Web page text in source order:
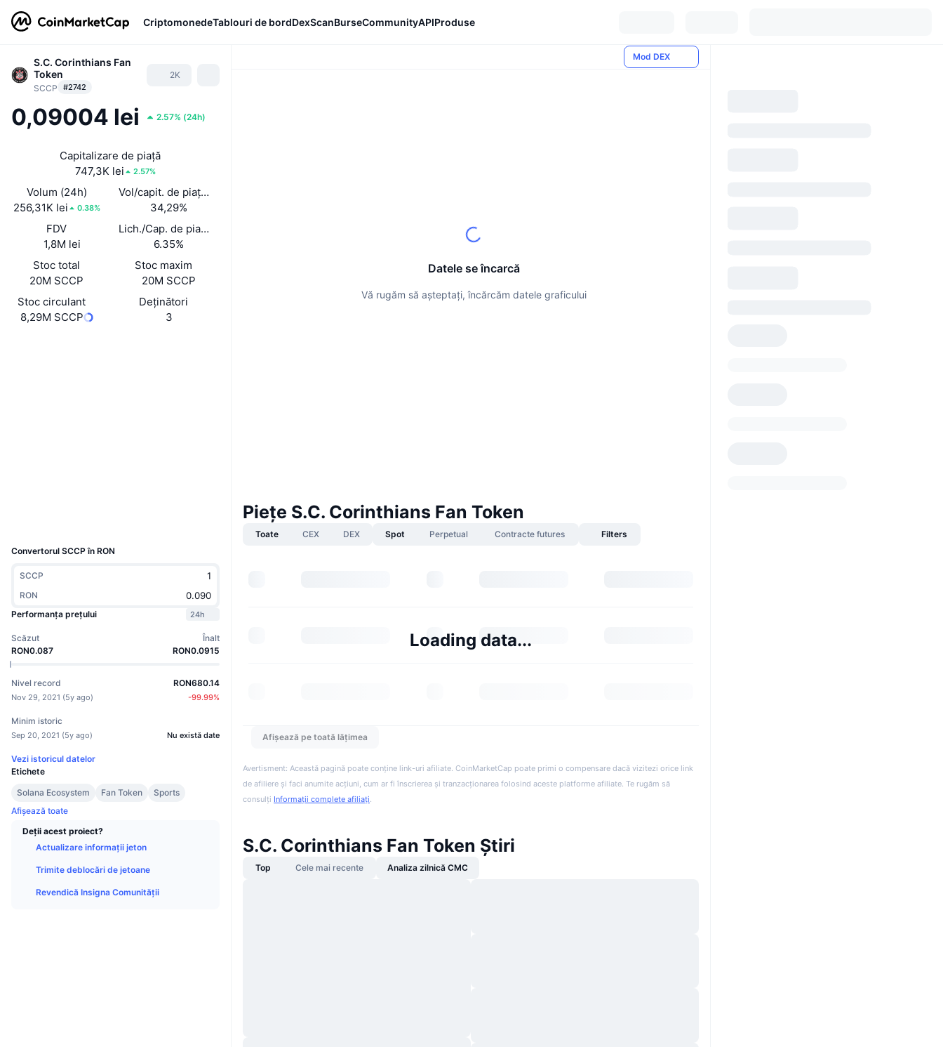
CriptomonedeTablouri de bordDexScanBurseCommunityAPIProduse
S.C. Corinthians Fan
Token
SCCP #2742
2K
0,09004 lei 2.57% (24h)
Capitalizare de piață
747,3K lei
2.57%
Volum (24h)
256,31K lei
0.38%
Vol/capit. de piață (24 h)
34,29%
FDV
1,8M lei
Lich./Cap. de piață
6.35%
Stoc total
20M SCCP
Stoc maxim
20M SCCP
Stoc circulant
8,29M SCCP
Deținători
3
Convertorul SCCP în RON
SCCP
RON
Performanța prețului
24h
Scăzut
RON0.087
Înalt
RON0.0915
Nivel record
Nov 29, 2021 (5y ago)
RON680.14
-99.99%
Minim istoric
Sep 20, 2021 (5y ago) Nu există date
Vezi istoricul datelor
Etichete
Solana Ecosystem
Fan Token
Sports
Afișează toate
Deții acest proiect?
Actualizare informații jeton
Trimite deblocări de jetoane
Revendică Insigna Comunității
Mod DEX
Datele se încarcă
Vă rugăm să așteptați, încărcăm datele graficului
Piețe S.C. Corinthians Fan Token
Toate CEX DEX Spot Perpetual Contracte futures Filters
Loading data...
Afișează pe toată lățimea
Avertisment: Această pagină poate conține link-uri afiliate. CoinMarketCap poate primi o compensare dacă vizitezi orice link
de afiliere și faci anumite acțiuni, cum ar fi înscrierea și tranzacționarea folosind aceste platforme afiliate. Te rugăm să
consulți Informații complete afiliați.
S.C. Corinthians Fan Token Știri
Top Cele mai recente Analiza zilnică CMC